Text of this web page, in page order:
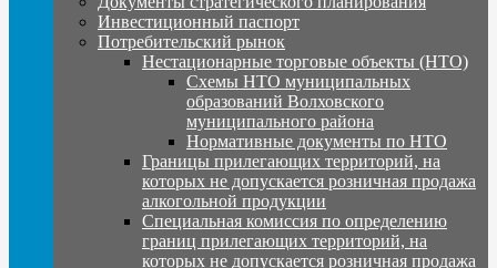
Инвестиционный паспорт
Потребительский рынок
Нестационарные торговые объекты (НТО)
Схемы НТО муниципальных
образований Волховского
муниципального района
Нормативные документы по НТО
Границы прилегающих территорий, на
которых не допускается розничная продажа
алкогольной продукции
Специальная комиссия по определению
границ прилегающих территорий, на
которых не допускается розничная продажа